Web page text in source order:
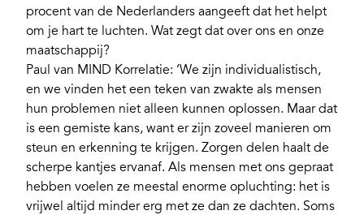
procent van de Nederlanders aangeeft dat het helpt
om je hart te luchten. Wat zegt dat over ons en onze
maatschappij?
Paul van MIND Korrelatie: ‘We zijn individualistisch,
en we vinden het een teken van zwakte als mensen
hun problemen niet alleen kunnen oplossen. Maar dat
is een gemiste kans, want er zijn zoveel manieren om
steun en erkenning te krijgen. Zorgen delen haalt de
scherpe kantjes ervanaf. Als mensen met ons gepraat
hebben voelen ze meestal enorme opluchting: het is
vrijwel altijd minder erg met ze dan ze dachten. Soms